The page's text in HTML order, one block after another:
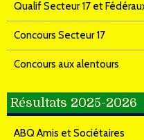
Qualif Secteur 17 et
Concours Secteur 17
Concours aux alentours
Résultats 2025-2026
ABQ Amis et Sociétaires